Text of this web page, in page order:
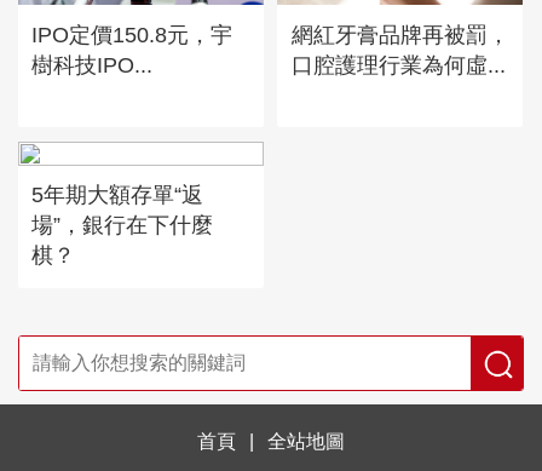
IPO定價150.8元，宇
樹科技IPO...
網紅牙膏品牌再被罰，
口腔護理行業為何虛...
5年期大額存單“返
場”，銀行在下什麼
棋？
首頁 全站地圖